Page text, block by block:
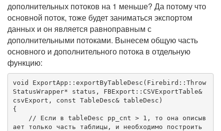
дополнительных потоков на 1 меньше? Да потому что
основной поток, тоже будет заниматься экспортом
данных и он является равноправным с
дополнительными потоками. Вынесем общую часть
основного и дополнительного потока в отдельную
функцию:
void ExportApp::exportByTableDesc (Firebird::Throw
StatusWrapper* status, FBExport::CSVExportTable&
csvExport, const TableDesc& tableDesc)
{
// Если в tableDesc pp_cnt > 1, то она описыв
ает только часть таблицы, и необходимо построить